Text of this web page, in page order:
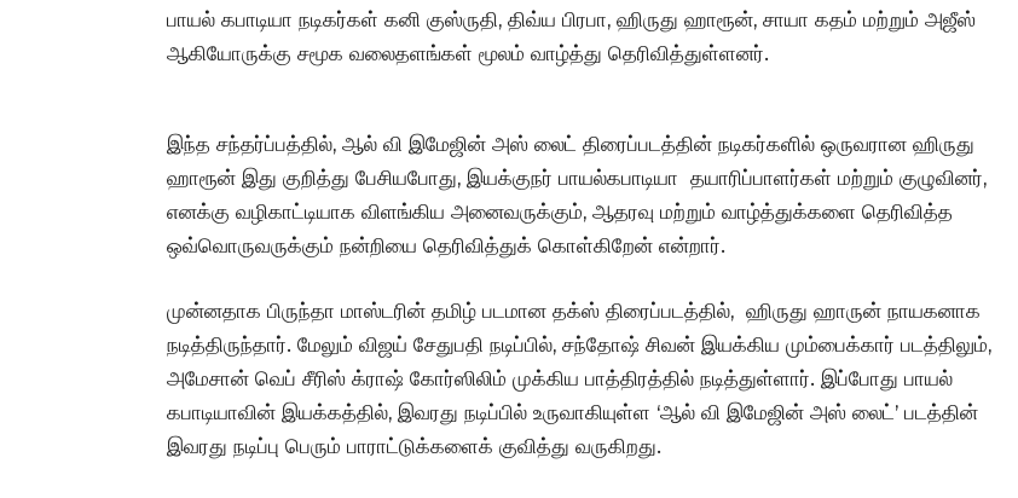
பாயல் கபாடியா நடிகர்கள் கனி குஸ்ருதி, திவ்ய பிரபா, ஹிருது ஹாரூன், சாயா கதம் மற்றும் அஜீஸ்
ஆகியோருக்கு சமூக வலைதளங்கள் மூலம் வாழ்த்து தெரிவித்துள்ளனர்.
இந்த சந்தர்ப்பத்தில், ஆல் வி இமேஜின் அஸ் லைட் திரைப்படத்தின் நடிகர்களில் ஒருவரான ஹிருது
ஹாரூன் இது குறித்து பேசியபோது, இயக்குநர் பாயல்கபாடியா தயாரிப்பாளர்கள் மற்றும் குழுவினர்,
எனக்கு வழிகாட்டியாக விளங்கிய அனைவருக்கும், ஆதரவு மற்றும் வாழ்த்துக்களை தெரிவித்த
ஒவ்வொருவருக்கும் நன்றியை தெரிவித்துக் கொள்கிறேன் என்றார்.
முன்னதாக பிருந்தா மாஸ்டரின் தமிழ் படமான தக்ஸ் திரைப்படத்தில், ஹிருது ஹாருன் நாயகனாக
நடித்திருந்தார். மேலும் விஜய் சேதுபதி நடிப்பில், சந்தோஷ் சிவன் இயக்கிய மும்பைக்கார் படத்திலும்,
அமேசான் வெப் சீரிஸ் க்ராஷ் கோர்ஸிலிம் முக்கிய பாத்திரத்தில் நடித்துள்ளார். இப்போது பாயல்
கபாடியாவின் இயக்கத்தில், இவரது நடிப்பில் உருவாகியுள்ள ‘ஆல் வி இமேஜின் அஸ் லைட்’ படத்தின்
இவரது நடிப்பு பெரும் பாராட்டுக்களைக் குவித்து வருகிறது.